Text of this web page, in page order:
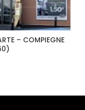
– COMPIEGNE